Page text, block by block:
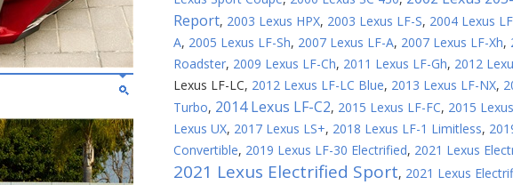
Report, 2003 Lexus HPX, 2003 Lexus LF-S, 2004 Lexus
A, 2005 Lexus LF-Sh, 2007 Lexus LF-A, 2007 Lexus LF-Xh,
Roadster, 2009 Lexus LF-Ch, 2011 Lexus LF-Gh, 2012
Lexus LF-LC, 2012 Lexus LF-LC Blue, 2013 Lexus LF-NX,
Turbo, 2014 Lexus LF-C2, 2015 Lexus LF-FC, 2015
Lexus UX, 2017 Lexus LS+, 2018 Lexus LF-1 Limitless,
Convertible, 2019 Lexus LF-30 Electrified, 2021 Lexus
2021 Lexus Electrified Sport, 2021 Lexus